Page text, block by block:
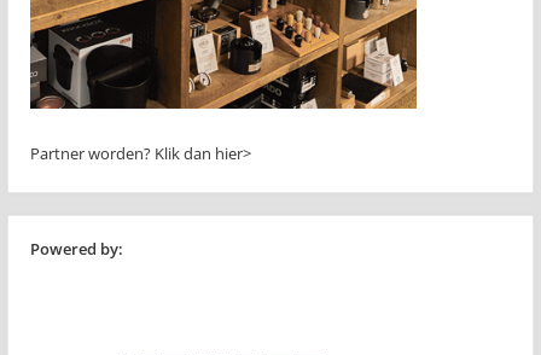
Partner worden? Klik dan hier>
Powered by: